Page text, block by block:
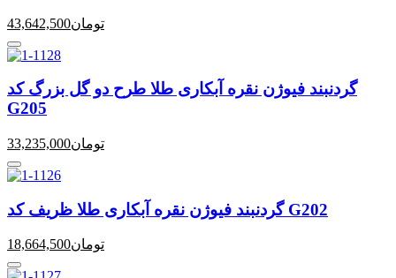
43,642,500تومان
گردنبند فیوژن نقره آبکاری طلا طرح دو گل بزرگ کد
G205
33,235,000تومان
گردنبند فیوژن نقره آبکاری طلا ظریف کد G202
18,664,500تومان